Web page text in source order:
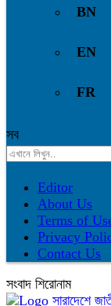
BN
EN
FR
সব
Editor
About Us
Terms of
Privacy
Contact Us
সংবাদ শিরোনাম
সারাদেশে